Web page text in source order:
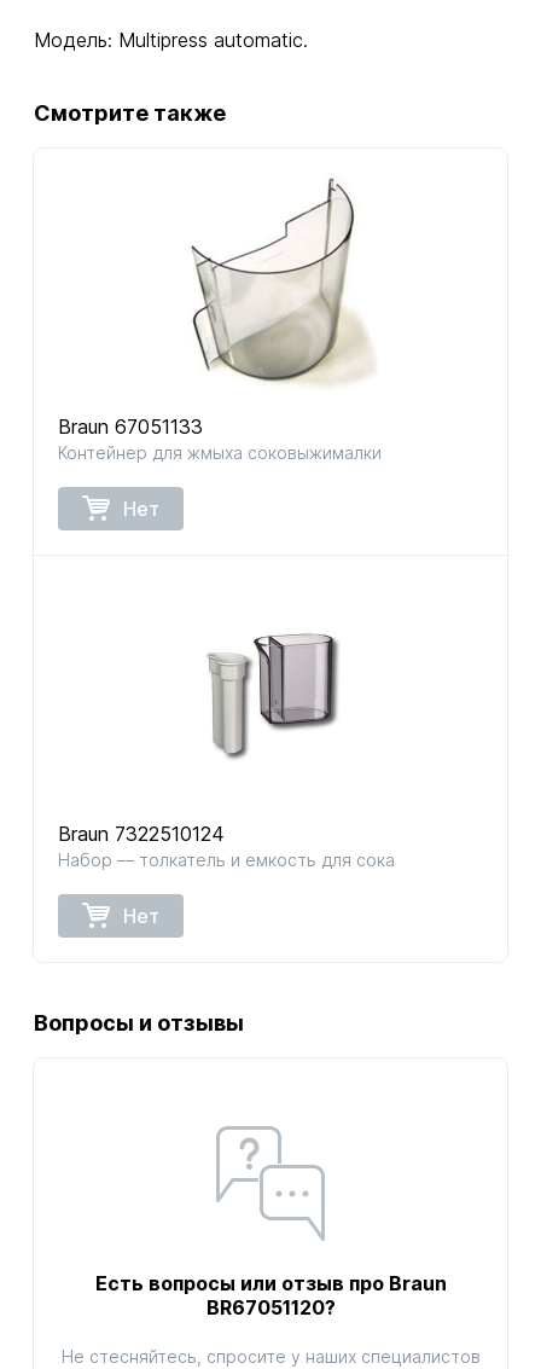
Модель: Multipress automatic.
Смотрите также
Braun 67051133
Контейнер для жмыха соковыжималки
Нет
Braun 7322510124
Набор — толкатель и емкость для сока
Нет
Вопросы и отзывы
Есть вопросы или отзыв про Braun
BR67051120?
Не стесняйтесь, спросите у наших специалистов